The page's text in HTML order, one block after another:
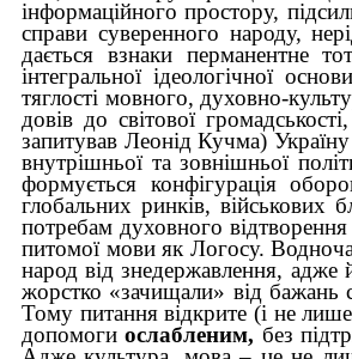
інформаційного простору,
справи суверенного народу,
дається взнаки перманентне
інтегральної ідеологічної
тяглості мовного, духовно-
довів до світової
запитував Леонід Кучма)
внутрішньої та зовнішньої
формується конфігурація
глобальних ринків, військових
потребам духовного
питомої мови як Логосу.
народ від знедержавлення, адже
жорстко «зачищали» від
Тому питання відкрите (і не
допомогиослабленим, без